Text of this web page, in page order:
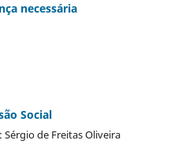
necessária
Social
de Freitas Oliveira